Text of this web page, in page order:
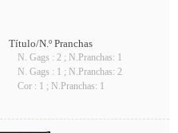
Título/N.º Pranchas
N. Gags : 2 ; N.Pranchas: 1
N. Gags : 1 ; N.Pranchas: 2
Cor : 1 ; N.Pranchas: 1